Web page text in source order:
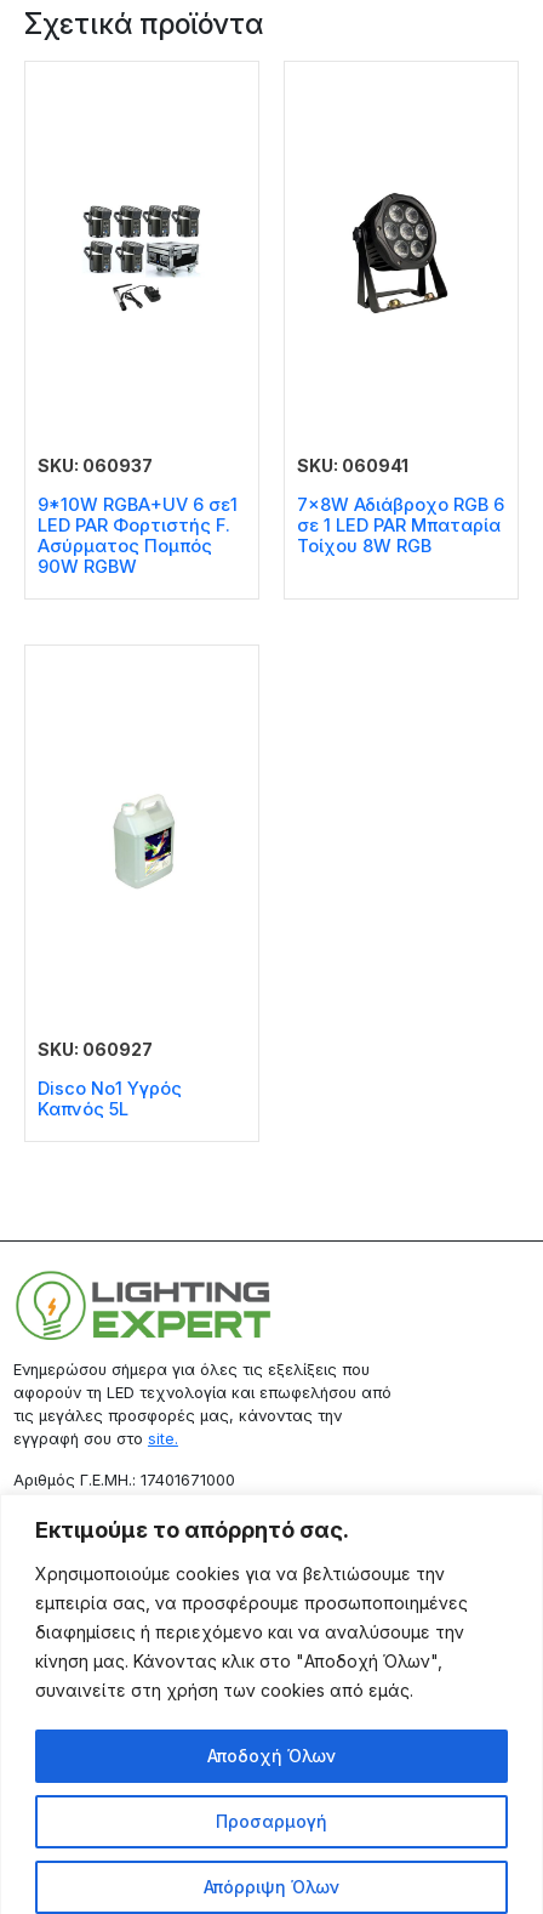
Εκτιμούμε το απόρρητό σας.
Χρησιμοποιούμε cookies για να βελτιώσουμε την
εμπειρία σας, να προσφέρουμε προσωποποιημένες
διαφημίσεις ή περιεχόμενο και να αναλύσουμε την
κίνηση μας. Κάνοντας κλικ στο "Αποδοχή Όλων",
συναινείτε στη χρήση των cookies από εμάς.
Προσαρμογή
Απόρριψη Όλων
Αποδοχή Όλων
Σχετικά προϊόντα
SKU: 060937
9*10W RGBA+UV 6 σε1
LED PAR Φορτιστής F.
Ασύρματος Πομπός
90W RGBW
SKU: 060941
7x8W Αδιάβροχο RGB 6
σε 1 LED PAR Μπαταρία
Τοίχου 8W RGB
SKU: 060927
Disco No1 Υγρός
Καπνός 5L
Ενημερώσου σήμερα για όλες τις εξελίξεις που
αφορούν τη LED τεχνολογία και επωφελήσου από
τις μεγάλες προσφορές μας, κάνοντας την
εγγραφή σου στο site.
Aριθμός Γ.Ε.ΜΗ.: 17401671000
Επικοινωνία
Ρόδου 133, Αθήνα 10443
(+30) 211 725 5427
sales@lightingexpert.gr
Χρήσιμες Σελίδες
Προϊόντα
Τρόποι Αποστολής